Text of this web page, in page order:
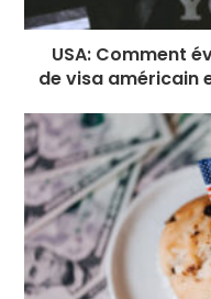
USA: Comment
de visa américain